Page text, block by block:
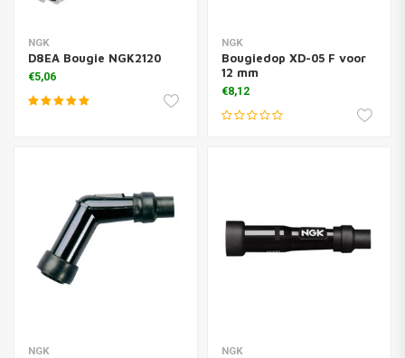
NGK
D8EA Bougie NGK2120
€5,06
NGK
Bougiedop XD-05 F voor
12 mm
€8,12
NGK NGK